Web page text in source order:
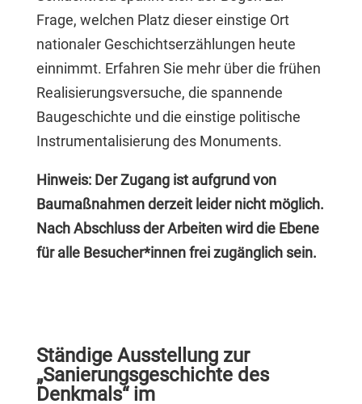
Frage, welchen Platz dieser einstige Ort
nationaler Geschichtserzählungen heute
einnimmt. Erfahren Sie mehr über die frühen
Realisierungsversuche, die spannende
Baugeschichte und die einstige politische
Instrumentalisierung des Monuments.
Hinweis: Der Zugang ist aufgrund von
Baumaßnahmen derzeit leider nicht möglich.
Nach Abschluss der Arbeiten wird die Ebene
für alle Besucher*innen frei zugänglich sein.
Ständige Ausstellung zur
„Sanierungsgeschichte des
Denkmals“ im